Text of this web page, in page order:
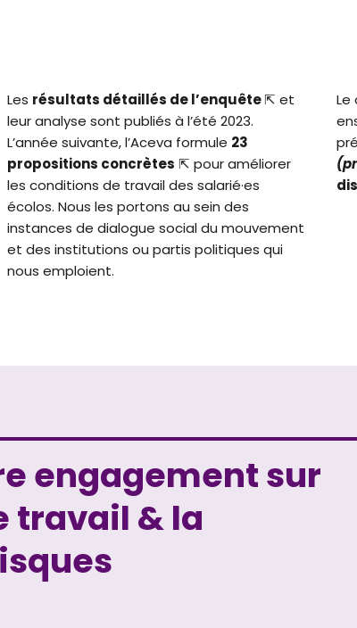
Les résultats détaillés de l’enquête⇱ et
leur analyse sont publiés à l’été 2023.
L’année suivante, l’Aceva formule 23
propositions concrètes ⇱ pour améliorer
les conditions de travail des salarié·es
écolos. Nous les portons au sein des
instances de dialogue social du mouvement
et des institutions ou partis politiques qui
nous emploient.
Le
engagement sur
travail & la